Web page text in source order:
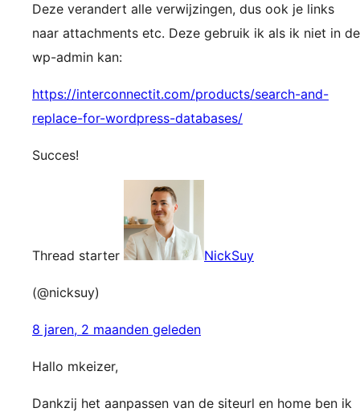
Deze verandert alle verwijzingen, dus ook je links
naar attachments etc. Deze gebruik ik als ik niet in de
wp-admin kan:
https://interconnectit.com/products/search-and-
replace-for-wordpress-databases/
Succes!
Thread starter NickSuy
(@nicksuy)
8 jaren, 2 maanden geleden
Hallo mkeizer,
Dankzij het aanpassen van de siteurl en home ben ik